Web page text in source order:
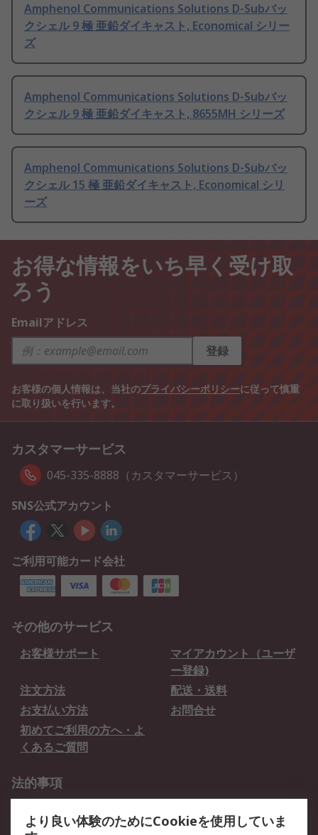
Amphenol Communications Solutions D-Subバッ
クシェル 9 極 亜鉛ダイキャスト, Economical シリー
ズ
Amphenol Communications Solutions D-Subバッ
クシェル 9 極 亜鉛ダイキャスト, 8655MH シリーズ
Amphenol Communications Solutions D-Subバッ
クシェル 15 極 亜鉛ダイキャスト, Economical シリ
ーズ
お得な情報をいち早く受け取
ろう
Emailアドレス
登録
お客様の個人情報は、当社のプライバシーポリシーに従って慎重
に取り扱いを行います。
カスタマーサービス
045-335-8888（カスタマーサービス）
SNS公式アカウント
ご利用可能カード会社
その他のサービス
お客様サポート
マイアカウント（ユーザ
ー登録)
注文方法
配送・送料
お支払い方法
お問合せ
初めてご利用の方へ・よ
くあるご質問
法的事項
クッキーポリシー
より良い体験のためにCookieを使用していま